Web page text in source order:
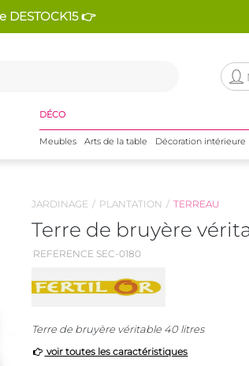
DESTOCK15 👉
DÉCO
Meubles Arts de la table Décoration intérieure
JARDINAGE PLANTATION TERREAU
Terre de bruyère
REFERENCE SEC-0180
Terre de bruyère véritable 40 litres
voir toutes les caractéristiques